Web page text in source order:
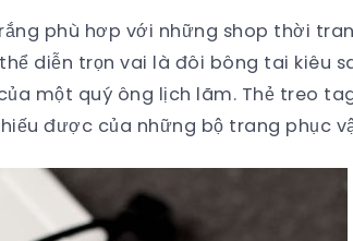
phù hơp với những shop thời
diễn trọn vai là đôi bông tai kiêu
một quý ông lịch lãm. Thẻ treo
được của những bộ trang phục